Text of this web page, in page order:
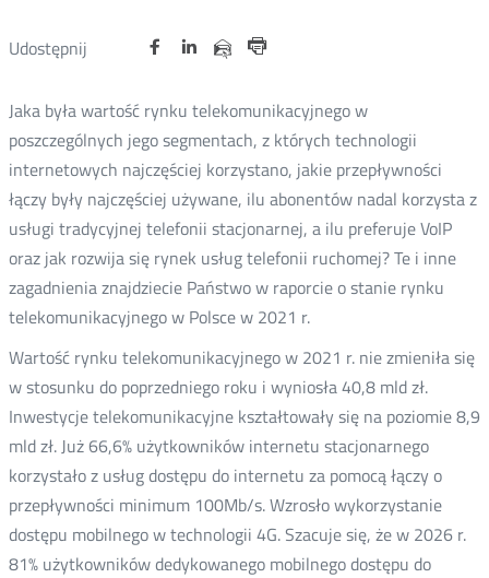
Udostępnij
Udostępnij
Twitter
Otwórz
oknie
Udostępnij
Facebook
Otwórz
oknie
Udostępnij
Linkedin
Otwórz
oknie
Udostępnij
e-
mail
Jaka była wartość rynku telekomunikacyjnego w
poszczególnych jego segmentach, z których technologii
internetowych najczęściej korzystano, jakie przepływności
łączy były najczęściej używane, ilu abonentów nadal korzysta z
usługi tradycyjnej telefonii stacjonarnej, a ilu preferuje VoIP
oraz jak rozwija się rynek usług telefonii ruchomej? Te i inne
zagadnienia znajdziecie Państwo w raporcie o stanie rynku
telekomunikacyjnego w Polsce w 2021 r.
Wartość rynku telekomunikacyjnego w 2021 r. nie zmieniła się
w stosunku do poprzedniego roku i wyniosła 40,8 mld zł.
Inwestycje telekomunikacyjne kształtowały się na poziomie 8,9
mld zł. Już 66,6% użytkowników internetu stacjonarnego
korzystało z usług dostępu do internetu za pomocą łączy o
przepływności minimum 100Mb/s. Wzrosło wykorzystanie
dostępu mobilnego w technologii 4G. Szacuje się, że w 2026 r.
81% użytkowników dedykowanego mobilnego dostępu do